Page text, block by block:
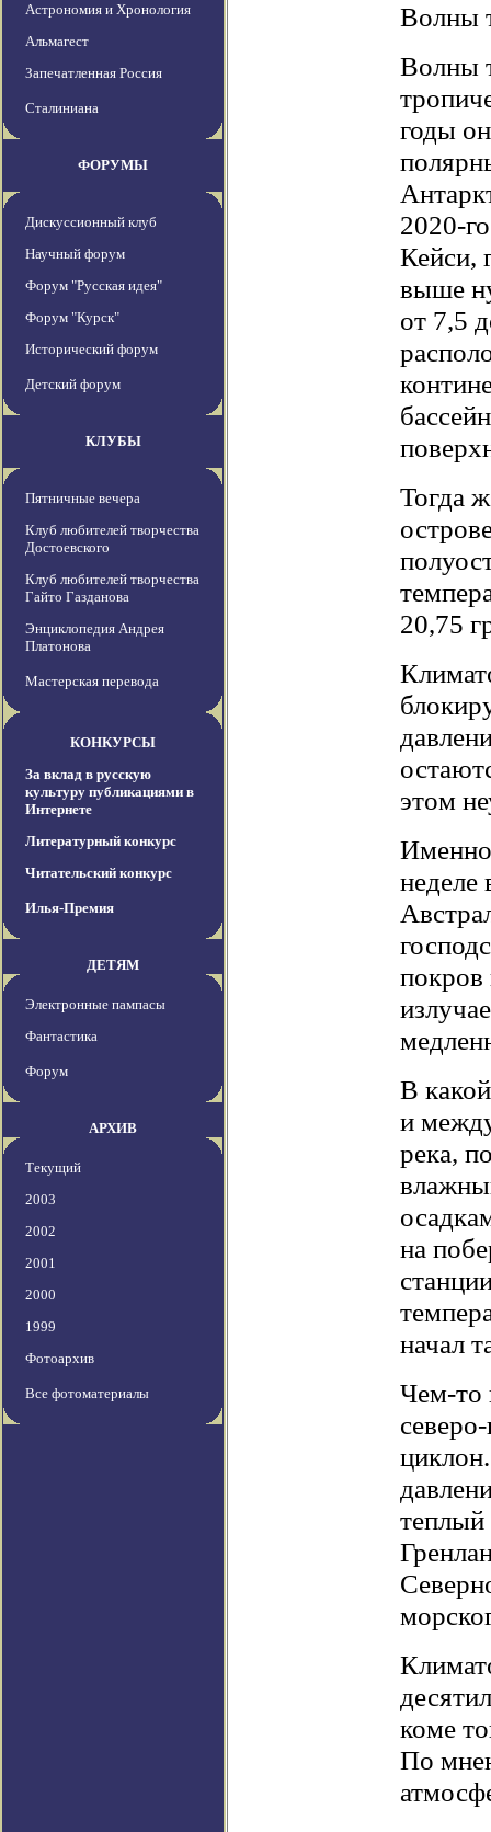
Астрономия и Хронология
Альмагест
Запечатленная Россия
Сталиниана
ФОРУМЫ
Дискуссионный клуб
Научный форум
Форум "Русская идея"
Форум "Курск"
Исторический форум
Детский форум
КЛУБЫ
Пятничные вечера
Клуб любителей творчества
Достоевского
Клуб любителей творчества
Гайто Газданова
Энциклопедия Андрея
Платонова
Мастерская перевода
КОНКУРСЫ
За вклад в русскую
культуру публикациями в
Интернете
Литературный конкурс
Читательский конкурс
Илья-Премия
ДЕТЯМ
Электронные пампасы
Фантастика
Форум
АРХИВ
Текущий
2003
2002
2001
2000
1999
Фотоархив
Все фотоматериалы
Волны
Волны
годы
2020-
Кейси,
выше
от 7,5
Тогда
20,75
этом
покров
В
и
река,
на
начал
Чем-то
теплый
коме
По